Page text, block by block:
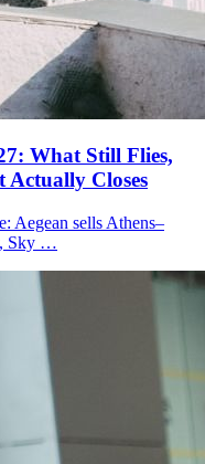
What Still Flies,
Closes
Aegean sells Athens–
Sky …